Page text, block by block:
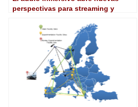
perspectivas para streaming y